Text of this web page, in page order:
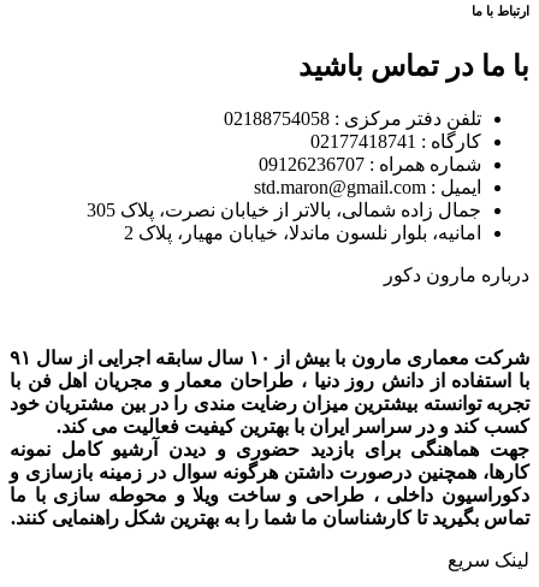
ارتباط با ما
با ما در تماس باشید
تلفن دفتر مرکزی : 02188754058
کارگاه : 02177418741
شماره همراه : 09126236707
ایمیل : std.maron@gmail.com
جمال زاده شمالی، بالاتر از خیابان نصرت، پلاک 305
امانیه، بلوار نلسون ماندلا، خیابان مهیار، پلاک 2
درباره مارون دکور
شرکت معماری مارون با بیش از ۱۰ سال سابقه اجرایی از سال ۹۱
با استفاده از دانش روز دنیا ، طراحان معمار و مجریان اهل فن با
تجربه توانسته بیشترین میزان رضایت مندی را در بین مشتریان خود
کسب کند و در سراسر ایران با بهترین کیفیت فعالیت می کند.
جهت هماهنگی برای بازدید حضوری و دیدن آرشیو کامل نمونه
کارها، همچنین درصورت داشتن هرگونه سوال در زمینه بازسازی و
دکوراسیون داخلی ، طراحی و ساخت ویلا و محوطه سازی با ما
تماس بگیرید تا کارشناسان ما شما را به بهترین شکل راهنمایی کنند.
لینک سریع